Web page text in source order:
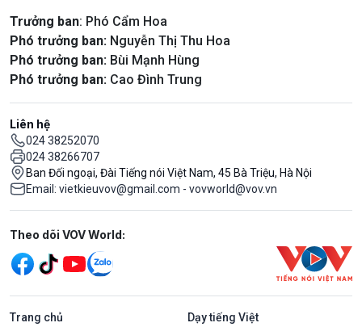
Trưởng ban: Phó Cẩm Hoa
Phó trưởng ban: Nguyễn Thị Thu Hoa
Phó trưởng ban: Bùi Mạnh Hùng
Phó trưởng ban: Cao Đình Trung
Liên hệ
024 38252070
024 38266707
Ban Đối ngoại, Đài Tiếng nói Việt Nam, 45 Bà Triệu, Hà Nội
Email: vietkieuvov@gmail.com - vovworld@vov.vn
Mạng xã hội
Theo dõi VOV World:
Trang chủ Dạy tiếng Việt